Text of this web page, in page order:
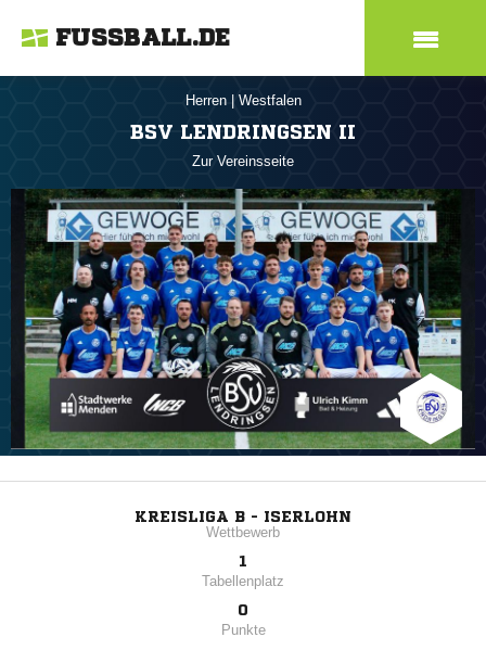
FUSSBALL.DE
Herren Westfalen
BSV LENDRINGSEN II
Zur Vereinsseite
KREISLIGA B - ISERLOHN
Wettbewerb
1
Tabellenplatz
0
Punkte